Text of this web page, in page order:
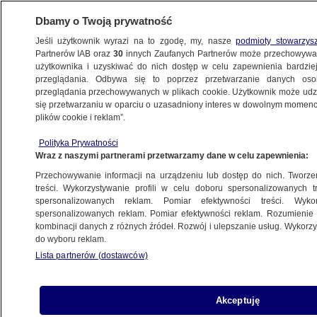
POLSKA
z Polski i dostawcy, którzy o nim
nie słyszeli
10.06.2020, 08:23
Udostępnij
Dbamy o Twoją prywatność
Jeśli użytkownik wyrazi na to zgodę, my, naszepodmioty
Partnerów IAB oraz30 innych Zaufanych Partnerów może
użytkownika i uzyskiwać do nich dostęp w celu zapewnienia
przeglądania. Odbywa się to poprzez przetwarzanie danych
przeglądania przechowywanych w plikach cookie. Użytkownik może
się przetwarzaniu w oparciu o uzasadniony interes w dowolnym
plików cookie i reklam”.
Polityka Prywatności
Wraz z naszymi partnerami przetwarzamy dane w celu zapewnienia:
Przechowywanie informacji na urządzeniu lub dostęp do nich.
treści. Wykorzystywanie profili w celu doboru spersonalizowanych
spersonalizowanych reklam. Pomiar efektywności treści.
spersonalizowanych reklam. Pomiar efektywności reklam.
kombinacji danych z różnych źródeł. Rozwój i ulepszanie usług.
do wyboru reklam.
Lista partnerów (dostawców)
Akceptuję